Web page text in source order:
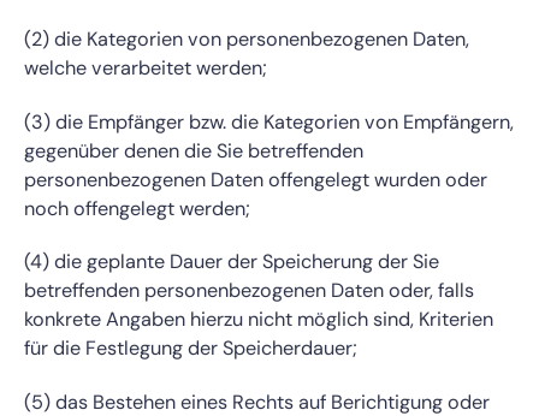
(2) die Kategorien von personenbezogenen Daten,
welche verarbeitet werden;
(3) die Empfänger bzw. die Kategorien von Empfängern,
gegenüber denen die Sie betreffenden
personenbezogenen Daten offengelegt wurden oder
noch offengelegt werden;
(4) die geplante Dauer der Speicherung der Sie
betreffenden personenbezogenen Daten oder, falls
konkrete Angaben hierzu nicht möglich sind, Kriterien
für die Festlegung der Speicherdauer;
(5) das Bestehen eines Rechts auf Berichtigung oder